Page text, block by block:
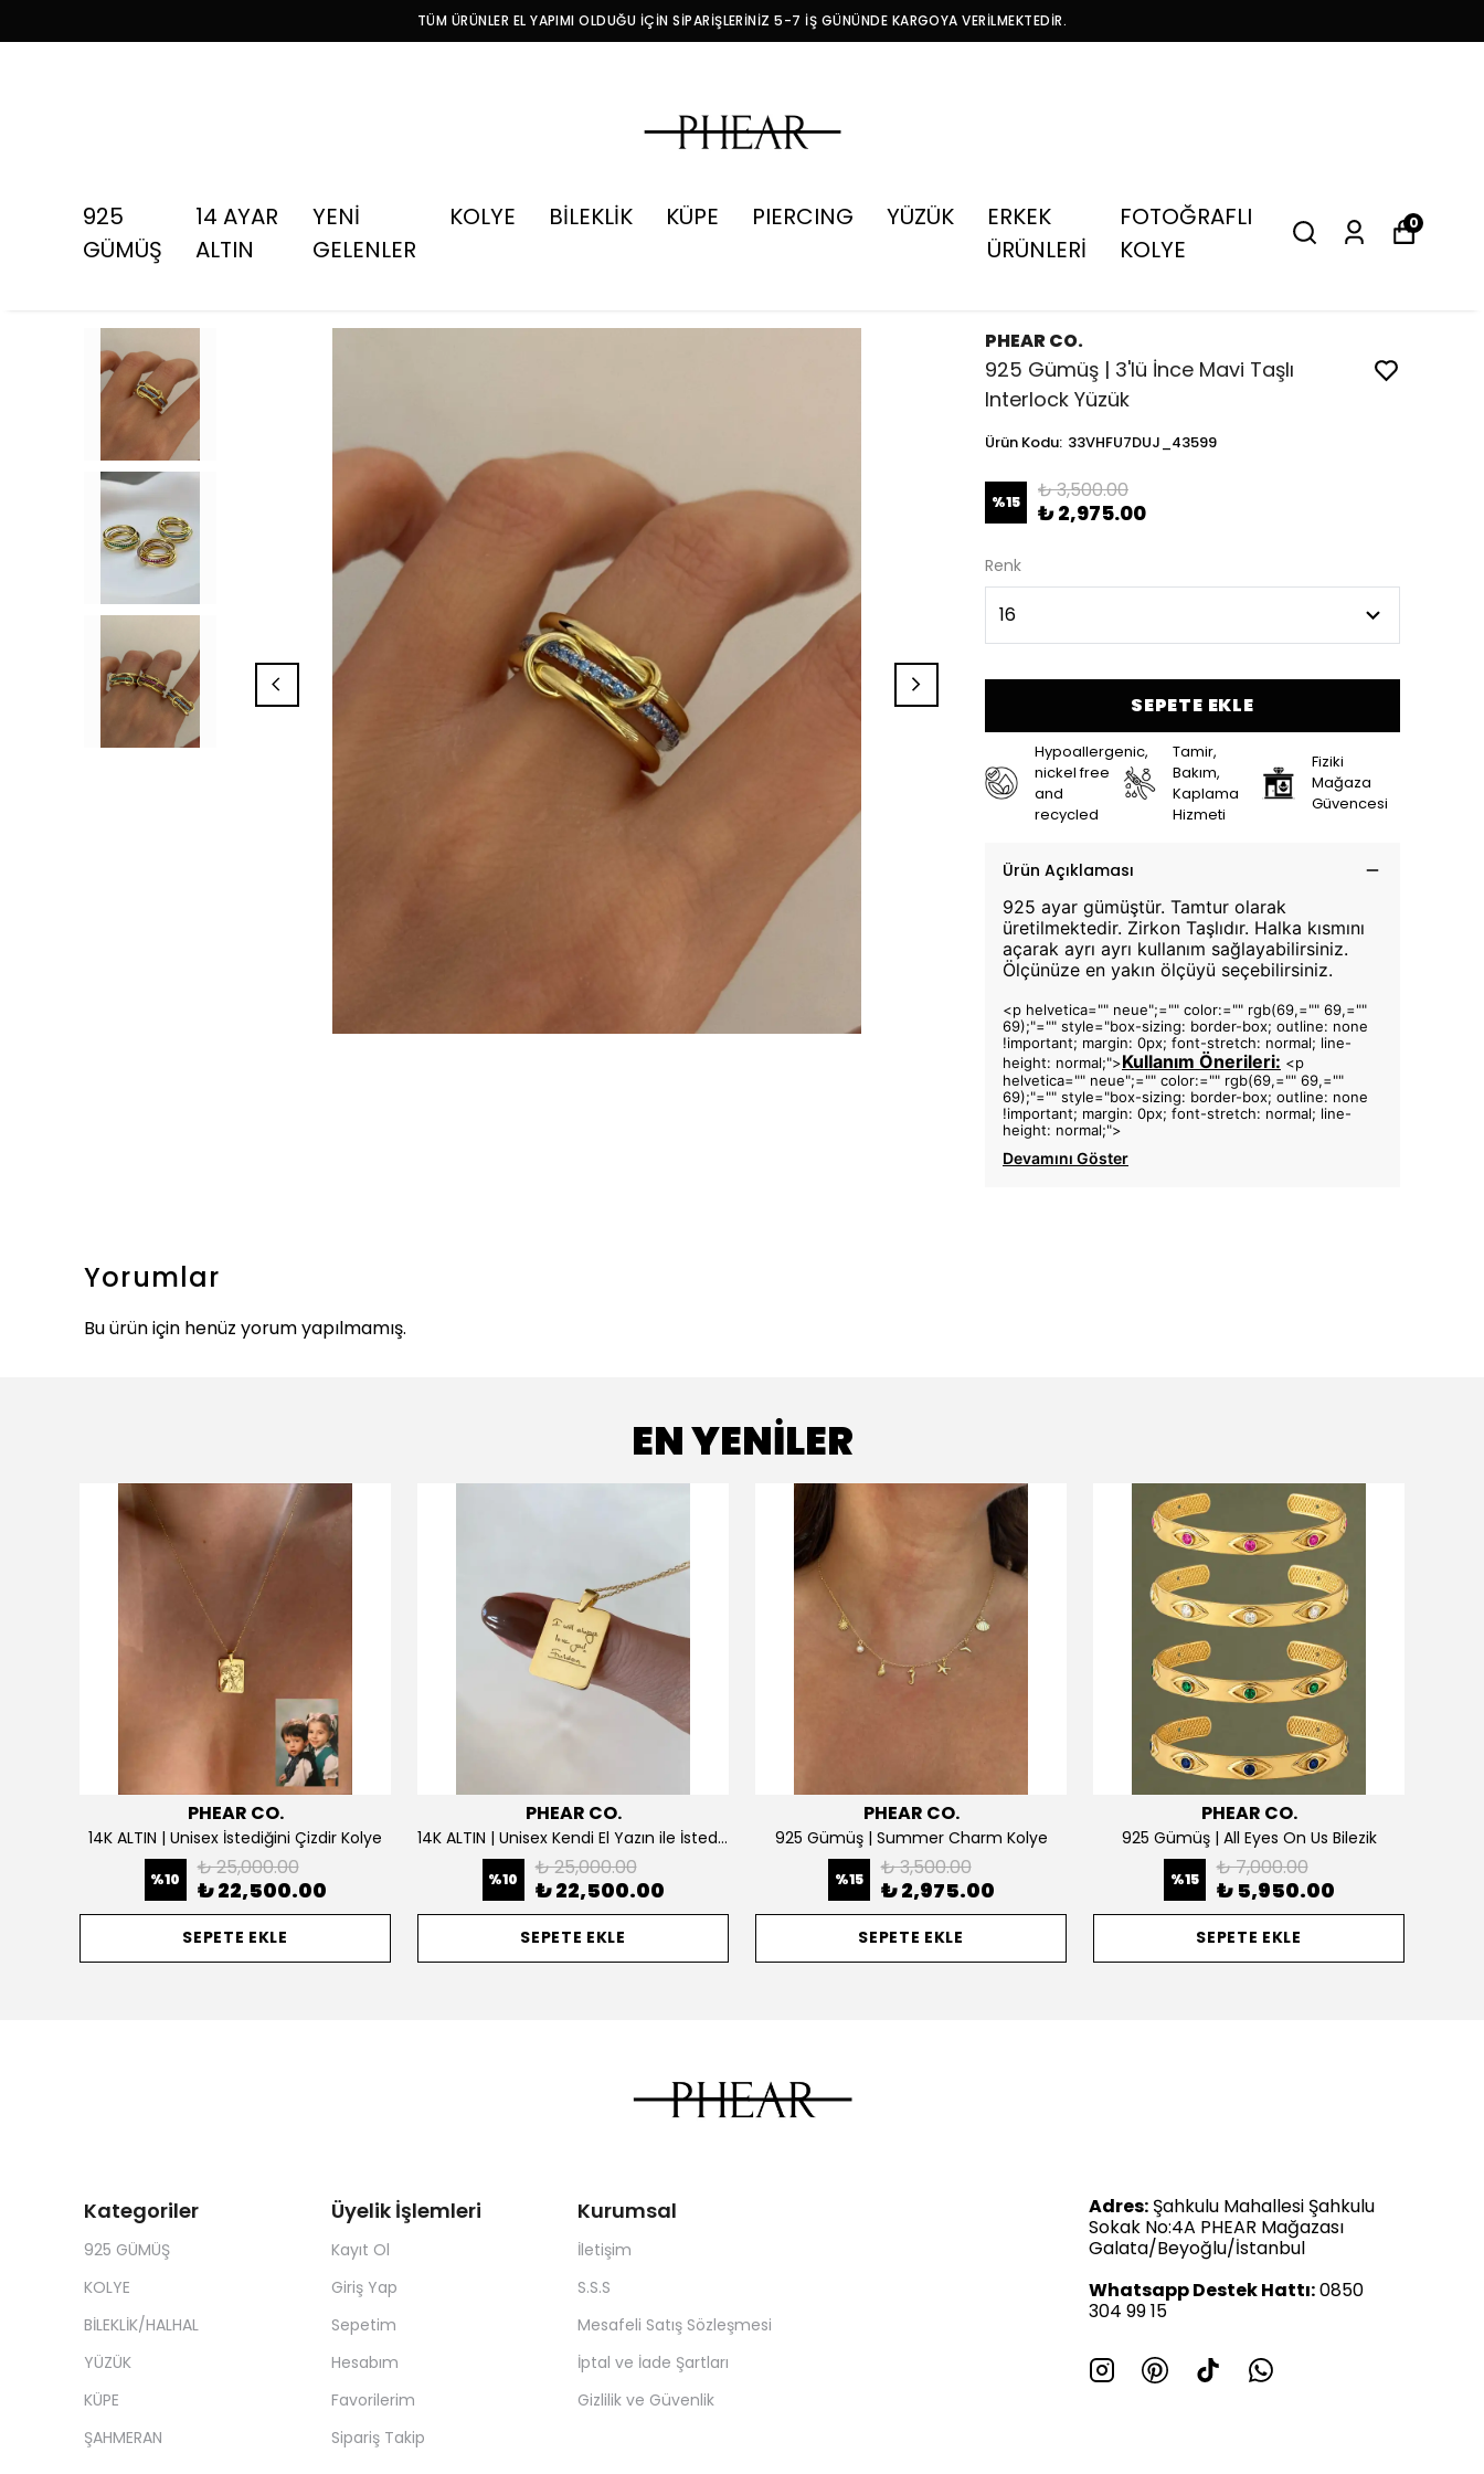
TÜM ÜRÜNLER EL YAPIMI OLDUĞU İÇİN SİPARİŞLERİNİZ 5-7 İŞ GÜNÜNDE KARGOYA VERİLMEKTEDİR.
925
GÜMÜŞ
14 AYAR
ALTIN
YENİ
GELENLER
KOLYE BİLEKLİK KÜPE PIERCING YÜZÜK
ERKEK
ÜRÜNLERİ
FOTOĞRAFLI
KOLYE
0
PHEAR CO.
925 Gümüş | 3'lü İnce Mavi Taşlı
Interlock Yüzük
Ürün Kodu: 33VHFU7DUJ_43599
%15 ₺ 3,500.00
₺ 2,975.00
Renk
SEPETE EKLE
Hypoallergenic,
nickel free
and
recycled
Tamir,
Bakım,
Kaplama
Hizmeti
Fiziki
Mağaza
Güvencesi
Ürün Açıklaması
925 ayar gümüştür. Tamtur olarak
üretilmektedir. Zirkon Taşlıdır. Halka kısmını
açarak ayrı ayrı kullanım sağlayabilirsiniz.
Ölçünüze en yakın ölçüyü seçebilirsiniz.
<p helvetica="" neue";="" color:="" rgb(69,="" 69,=""
69);"="" style="box-sizing: border-box; outline: none
!important; margin: 0px; font-stretch: normal; line-
height: normal;">Kullanım Önerileri: <p
helvetica="" neue";="" color:="" rgb(69,="" 69,=""
69);"="" style="box-sizing: border-box; outline: none
!important; margin: 0px; font-stretch: normal; line-
height: normal;">
Devamını Göster
Yorumlar
Bu ürün için henüz yorum yapılmamış.
EN YENİLER
PHEAR CO.
14K ALTIN | Unisex İstediğini Çizdir Kolye
%10 ₺ 25,000.00
₺ 22,500.00
SEPETE EKLE
PHEAR CO.
14K ALTIN | Unisex Kendi El Yazın ile İstediğini Yazdır Plaka Kolye
%10 ₺ 25,000.00
₺ 22,500.00
SEPETE EKLE
PHEAR CO.
925 Gümüş | Summer Charm Kolye
%15 ₺ 3,500.00
₺ 2,975.00
SEPETE EKLE
PHEAR CO.
925 Gümüş | All Eyes On Us Bilezik
%15 ₺ 7,000.00
₺ 5,950.00
SEPETE EKLE
Kategoriler
925 GÜMÜŞ
KOLYE
BİLEKLİK/HALHAL
YÜZÜK
KÜPE
ŞAHMERAN
Üyelik İşlemleri
Kayıt Ol
Giriş Yap
Sepetim
Hesabım
Favorilerim
Sipariş Takip
Kurumsal
İletişim
S.S.S
Mesafeli Satış Sözleşmesi
İptal ve İade Şartları
Gizlilik ve Güvenlik
Adres: Şahkulu Mahallesi Şahkulu
Sokak No:4A PHEAR Mağazası
Galata/Beyoğlu/İstanbul
Whatsapp Destek Hattı:0850
304 99 15